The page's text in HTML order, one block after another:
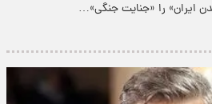
ایران» را «جنایت جنگی»…